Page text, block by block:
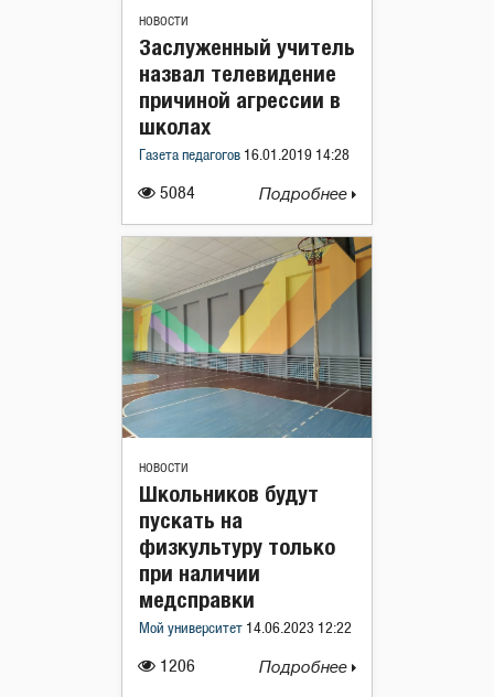
НОВОСТИ
5084
Заслуженный учитель
назвал телевидение
причиной агрессии в
школах
Газета педагогов 16.01.2019 14:28
Подробнее
НОВОСТИ
1206
Школьников будут
пускать на
физкультуру только
при наличии
медсправки
Мой университет 14.06.2023 12:22
Подробнее